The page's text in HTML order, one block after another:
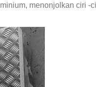
menonjolkan ciri -